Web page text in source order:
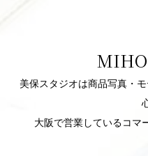
美保スタジオは商品写真・
大阪で営業しているコマ